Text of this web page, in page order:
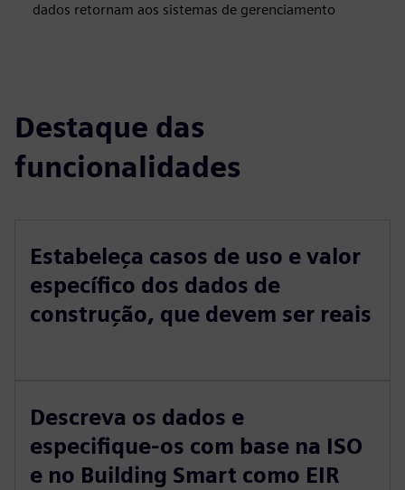
dados retornam aos sistemas de gerenciamento
Destaque das
funcionalidades
Estabeleça casos de uso e valor
específico dos dados de
construção, que devem ser reais
Descreva os dados e
especifique-os com base na ISO
e no Building Smart como EIR